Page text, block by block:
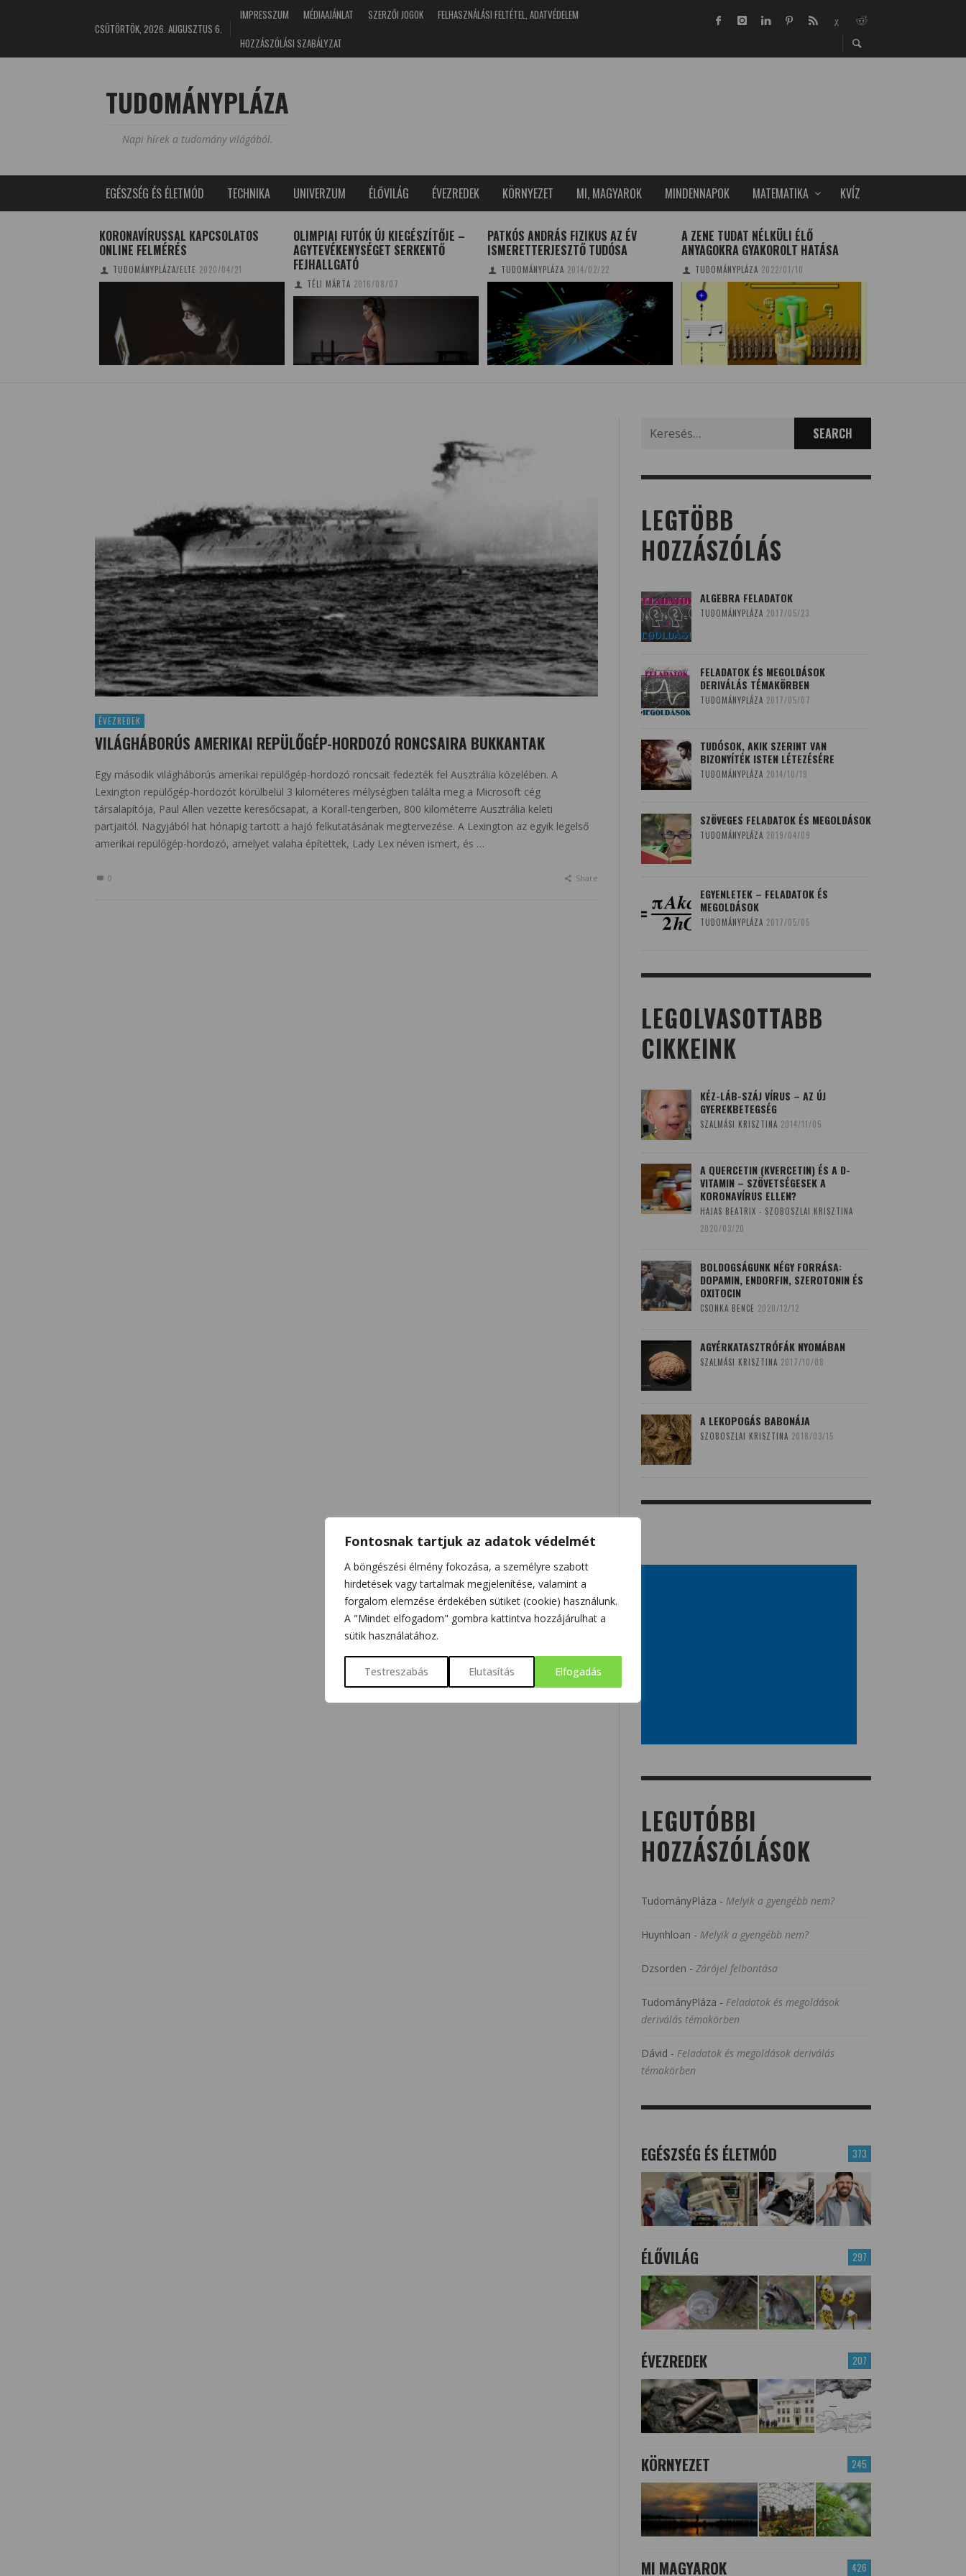
Fontosnak tartjuk az adatok védelmét
A böngészési élmény fokozása, a személyre szabott
hirdetések vagy tartalmak megjelenítése, valamint a
forgalom elemzése érdekében sütiket (cookie) használunk.
A "Mindet elfogadom" gombra kattintva hozzájárulhat a
sütik használatához.
Testreszabás Elutasítás Elfogadás
CSÜTÖRTÖK, 2026. AUGUSZTUS 6.
IMPRESSZUM MÉDIAAJÁNLAT SZERZŐI JOGOK
FELHASZNÁLÁSI FELTÉTEL, ADATVÉDELEM
HOZZÁSZÓLÁSI SZABÁLYZAT
TUDOMÁNYPLÁZA
Napi hírek a tudomány világából.
EGÉSZSÉG ÉS ÉLETMÓD TECHNIKA UNIVERZUM ÉLŐVILÁG ÉVEZREDEK KÖRNYEZET MI, MAGYAROK MINDENNAPOK MATEMATIKA KVÍZ
KORONAVÍRUSSAL KAPCSOLATOS
ONLINE FELMÉRÉS
TUDOMÁNYPLÁZA/ELTE 2020/04/21
OLIMPIAI FUTÓK ÚJ KIEGÉSZÍTŐJE –
AGYTEVÉKENYSÉGET SERKENTŐ
FEJHALLGATÓ
TÉLI MÁRTA 2016/08/07
PATKÓS ANDRÁS FIZIKUS AZ ÉV
ISMERETTERJESZTŐ TUDÓSA
TUDOMÁNYPLÁZA 2014/02/22
A ZENE TUDAT NÉLKÜLI ÉLŐ
ANYAGOKRA GYAKOROLT HATÁSA
TUDOMÁNYPLÁZA 2022/01/10
ÉVEZREDEK
VILÁGHÁBORÚS AMERIKAI REPÜLŐGÉP-HORDOZÓ RONCSAIRA BUKKANTAK
Egy második világháborús amerikai repülőgép-hordozó roncsait fedezték fel Ausztrália közelében. A
Lexington repülőgép-hordozót körülbelül 3 kilométeres mélységben találta meg a Microsoft cég
társalapítója, Paul Allen vezette keresőcsapat, a Korall-tengerben, 800 kilométerre Ausztrália keleti
partjaitól. Nagyjából hat hónapig tartott a hajó felkutatásának megtervezése. A Lexington az egyik legelső
amerikai repülőgép-hordozó, amelyet valaha építettek, Lady Lex néven ismert, és …
0 Share
for:
LEGTÖBB
HOZZÁSZÓLÁS
ALGEBRA FELADATOK
TUDOMÁNYPLÁZA 2017/05/23
FELADATOK ÉS MEGOLDÁSOK
DERIVÁLÁS TÉMAKÖRBEN
TUDOMÁNYPLÁZA 2017/05/07
TUDÓSOK, AKIK SZERINT VAN
BIZONYÍTÉK ISTEN LÉTEZÉSÉRE
TUDOMÁNYPLÁZA 2014/10/19
SZÖVEGES FELADATOK ÉS MEGOLDÁSOK
TUDOMÁNYPLÁZA 2019/04/09
EGYENLETEK – FELADATOK ÉS
MEGOLDÁSOK
TUDOMÁNYPLÁZA 2017/05/05
LEGOLVASOTTABB
CIKKEINK
KÉZ-LÁB-SZÁJ VÍRUS – AZ ÚJ
GYEREKBETEGSÉG
SZALMÁSI KRISZTINA 2014/11/05
A QUERCETIN (KVERCETIN) ÉS A D-
VITAMIN – SZÖVETSÉGESEK A
KORONAVÍRUS ELLEN?
HAJAS BEATRIX - SZOBOSZLAI KRISZTINA
2020/03/20
BOLDOGSÁGUNK NÉGY FORRÁSA:
DOPAMIN, ENDORFIN, SZEROTONIN ÉS
OXITOCIN
CSONKA BENCE 2020/12/12
AGYÉRKATASZTRÓFÁK NYOMÁBAN
SZALMÁSI KRISZTINA 2017/10/08
A LEKOPOGÁS BABONÁJA
SZOBOSZLAI KRISZTINA 2018/03/15
LEGUTÓBBI
HOZZÁSZÓLÁSOK
TudományPláza - Melyik a gyengébb nem?
Huynhloan - Melyik a gyengébb nem?
Dzsorden - Zárójel felbontása
TudományPláza - Feladatok és megoldások
deriválás témakörben
Dávid - Feladatok és megoldások deriválás
témakörben
373
EGÉSZSÉG ÉS ÉLETMÓD
297
ÉLŐVILÁG
207
ÉVEZREDEK
245
KÖRNYEZET
426
MI MAGYAROK